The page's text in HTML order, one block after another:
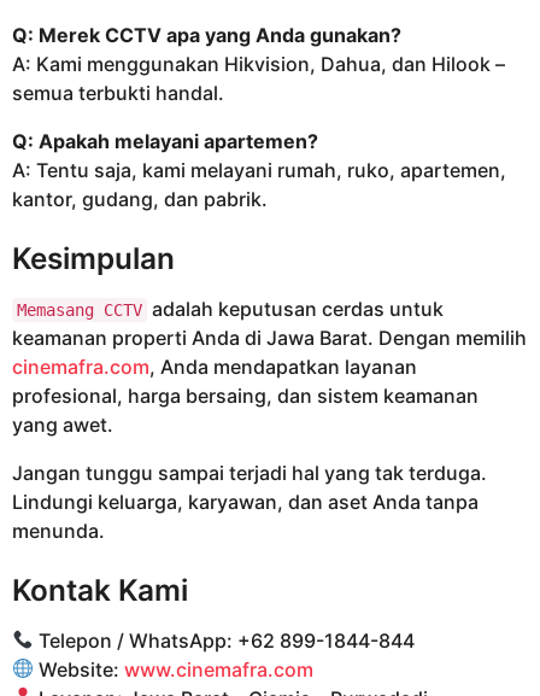
Q: Merek CCTV apa yang Anda gunakan?
A: Kami menggunakan Hikvision, Dahua, dan Hilook –
semua terbukti handal.
Q: Apakah melayani apartemen?
A: Tentu saja, kami melayani rumah, ruko, apartemen,
kantor, gudang, dan pabrik.
Kesimpulan
Memasang CCTV adalah keputusan cerdas untuk
keamanan properti Anda di Jawa Barat. Dengan memilih
cinemafra.com, Anda mendapatkan layanan
profesional, harga bersaing, dan sistem keamanan
yang awet.
Jangan tunggu sampai terjadi hal yang tak terduga.
Lindungi keluarga, karyawan, dan aset Anda tanpa
menunda.
Kontak Kami
Telepon / WhatsApp: +62 899-1844-844
Website:www.cinemafra.com